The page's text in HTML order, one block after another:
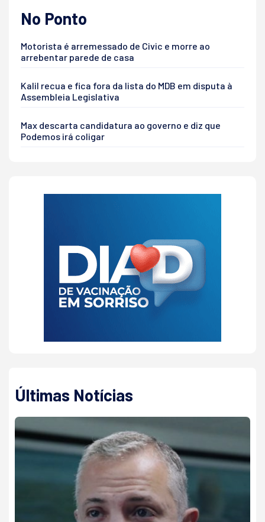
No Ponto
Motorista é arremessado de Civic e morre ao
arrebentar parede de casa
Kalil recua e fica fora da lista do MDB em disputa à
Assembleia Legislativa
Max descarta candidatura ao governo e diz que
Podemos irá coligar
Últimas Notícias